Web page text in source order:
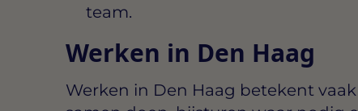
team.
Werken in Den Haag
Werken in Den Haag betekent